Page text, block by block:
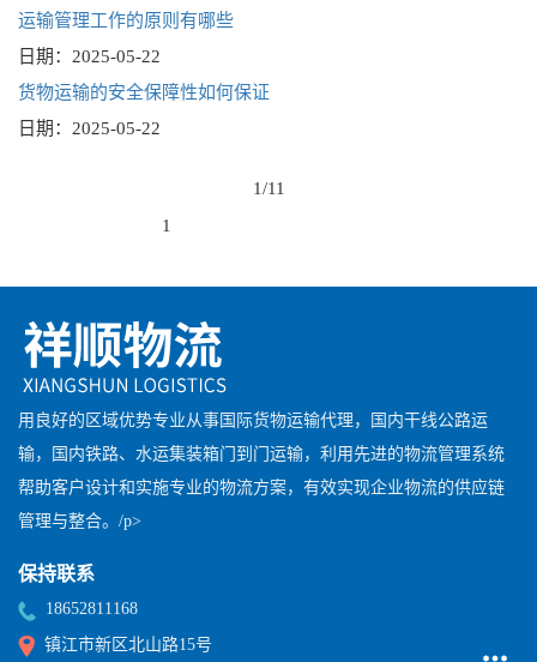
运输管理工作的原则有哪些
日期： 2025-05-22
货物运输的安全保障性如何保证
日期： 2025-05-22
1/11
用良好的区域优势专业从事国际货物运输代理，国内干线公路运
输，国内铁路、水运集装箱门到门运输，利用先进的物流管理系统
帮助客户设计和实施专业的物流方案，有效实现企业物流的供应链
管理与整合。/p>
保持联系
18652811168
镇江市新区北山路15号